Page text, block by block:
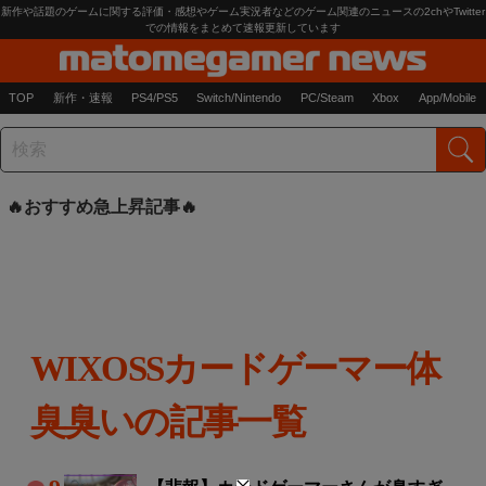
新作や話題のゲームに関する評価・感想やゲーム実況者などのゲーム関連のニュースの2chやTwitter
での情報をまとめて速報更新しています
TOP 新作・速報 PS4/PS5 Switch/Nintendo PC/Steam Xbox App/Mobile
おすすめ急上昇記事
WIXOSSカードゲーマー体
臭臭いの記事一覧